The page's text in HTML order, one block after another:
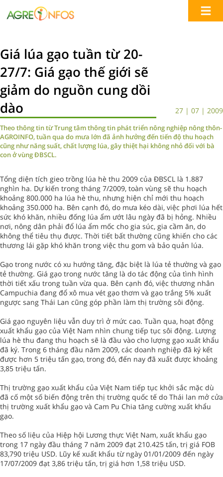
Giá lúa gạo tuần từ 20-
27/7: Giá gạo thế giới sẽ
giảm do nguồn cung dồi
dào
27 | 07 | 2009
Theo thông tin từ Trung tâm thông tin phát triển nông nghiệp nông thôn-
AGROINFO, tuần qua do mưa lớn đã ảnh hưởng đến tiến độ thu hoạch
cũng như năng suất, chất lượng lúa, gây thiệt hại không nhỏ đối với bà
con ở vùng ĐBSCL.
Tổng diện tích gieo trồng lúa hè thu 2009 của ĐBSCL là 1.887
nghìn ha. Dự kiến trong tháng 7/2009, toàn vùng sẽ thu hoạch
khoảng 800.000 ha lúa hè thu, nhưng hiện chỉ mới thu hoạch
khoảng 350.000 ha. Bên cạnh đó, do mưa kéo dài, việc phơi lúa hết
sức khó khăn, nhiều đống lúa ẩm ướt lâu ngày đã bị hỏng. Nhiều
nơi, nông dân phải đổ lúa ẩm mốc cho gia súc, gia cầm ăn, do
không thể tiêu thụ được. Thời tiết bất thường cũng khiến cho các
thương lái gặp khó khăn trong việc thu gom và bảo quản lúa.
Gạo trong nước có xu hướng tăng, đặc biệt là lúa tẻ thường và gạo
tẻ thường. Giá gạo trong nước tăng là do tác động của tình hình
thời tiết xấu trong tuần vừa qua. Bên cạnh đó, việc thương nhân
Campuchia đang đổ xô mua vét gạo thơm và gạo trắng 5% xuất
ngược sang Thái Lan cũng góp phần làm thị trường sôi động.
Giá gạo nguyên liệu vẫn duy trì ở mức cao. Tuần qua, hoạt động
xuất khẩu gạo của Việt Nam nhìn chung tiếp tục sôi động. Lượng
lúa hè thu đang thu hoạch sẽ là đầu vào cho lượng gạo xuất khẩu
đã ký. Trong 6 tháng đầu năm 2009, các doanh nghiệp đã ký kết
được hơn 5 triệu tấn gạo, trong đó, đến nay đã xuất được khoảng
3,85 triệu tấn.
Thị trường gạo xuất khẩu của Việt Nam tiếp tục khởi sắc mặc dù
đã cố một số biến động trên thị trường quốc tế do Thái lan mở cửa
thị trường xuất khẩu gạo và Cam Pu Chia tăng cường xuất khẩu
gạo.
Theo số liệu của Hiệp hội Lương thực Việt Nam, xuất khẩu gạo
trong 17 ngày đầu tháng 7 năm 2009 đạt 210.425 tấn, trị giá FOB
83,790 triệu USD. Lũy kế xuất khẩu từ ngày 01/01/2009 đến ngày
17/07/2009 đạt 3,86 triệu tấn, trị giá hơn 1,58 triệu USD.